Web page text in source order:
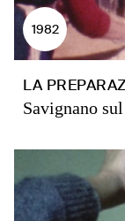
1982
LA
Savignano